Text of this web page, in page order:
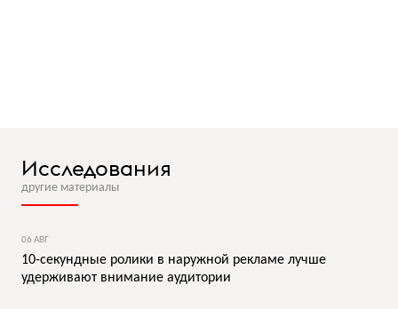
Исследования
другие материалы
06 АВГ
10-секундные ролики в наружной рекламе лучше
удерживают внимание аудитории